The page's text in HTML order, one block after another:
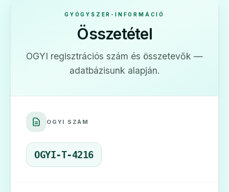
GYÓGYSZER-INFORMÁCIÓ
Összetétel
OGYI regisztrációs szám és összetevők —
adatbázisunk alapján.
OGYI SZÁM
OGYI-T-4216